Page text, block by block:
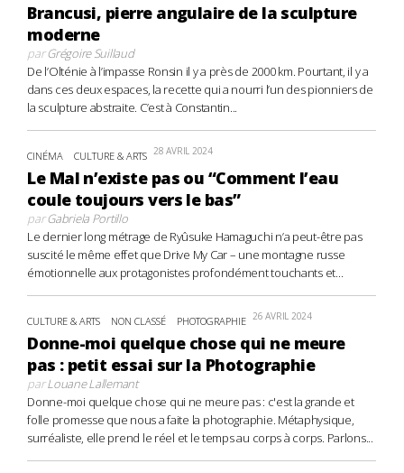
Brancusi, pierre angulaire de la sculpture
moderne
parGrégoire Suillaud
De l’Olténie à l’impasse Ronsin il y a près de 2000 km. Pourtant, il y a
dans ces deux espaces, la recette qui a nourri l’un des pionniers de
la sculpture abstraite. C’est à Constantin...
CINÉMA CULTURE & ARTS 28 AVRIL 2024
Le Mal n’existe pas ou “Comment l’eau
coule toujours vers le bas”
parGabriela Portillo
Le dernier long métrage de Ryûsuke Hamaguchi n’a peut-être pas
suscité le même effet que Drive My Car – une montagne russe
émotionnelle aux protagonistes profondément touchants et...
CULTURE & ARTS NON CLASSÉ PHOTOGRAPHIE 26 AVRIL 2024
Donne-moi quelque chose qui ne meure
pas : petit essai sur la Photographie
parLouane Lallemant
Donne-moi quelque chose qui ne meure pas : c'est la grande et
folle promesse que nous a faite la photographie. Métaphysique,
surréaliste, elle prend le réel et le temps au corps à corps. Parlons...